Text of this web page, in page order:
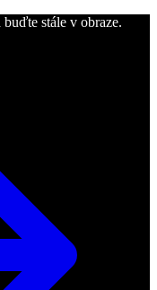
buďte stále v obraze.